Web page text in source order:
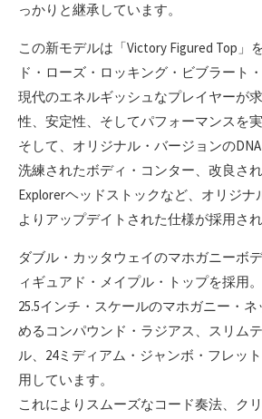
っかりと継承しています。
この新モデルは「Victory Figured Top」
ド・ローズ・ロッキング・ビブラート
現代のエネルギッシュなプレイヤーが
性、安定性、そしてパフォーマンスを実
そして、オリジナル・バージョンの
洗練されたボディ・コンター、改良さ
Explorerヘッドストックなど、オリジナ
よりアップデイトされた仕様が採用され
ダブル・カッタウェイのマホガニーボ
ィギュアド・メイプル・トップを採用。
25.5インチ・スケールのマホガニー・
めるコンパウンド・ラジアス、スリム
ル、24ミディアム・ジャンボ・フレッ
用しています。
これによりスムーズなコード奏法、ク